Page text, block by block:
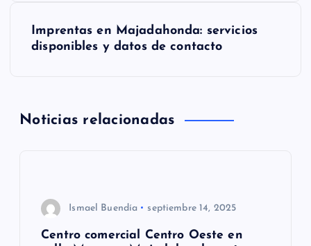
a
Imprentas en Majadahonda: servicios
disponibles y datos de contacto
Noticias relacionadas
Ismael Buendía septiembre 14, 2025
Centro comercial Centro Oeste en